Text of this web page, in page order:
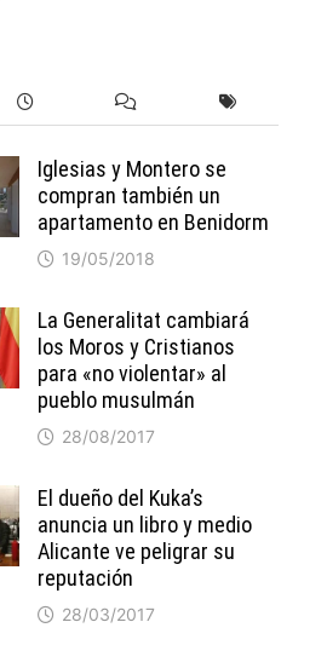
Iglesias y Montero se
compran también un
apartamento en Benidorm
19/05/2018
La Generalitat cambiará
los Moros y Cristianos
para «no violentar» al
pueblo musulmán
28/08/2017
El dueño del Kuka’s
anuncia un libro y medio
Alicante ve peligrar su
reputación
28/03/2017